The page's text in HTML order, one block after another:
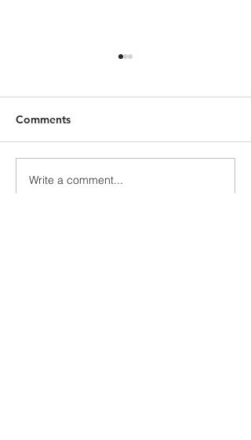
Apoio a Estudantes e
Comments
Write a comment...